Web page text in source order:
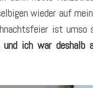
wieder auf
ist
und ich war deshalb